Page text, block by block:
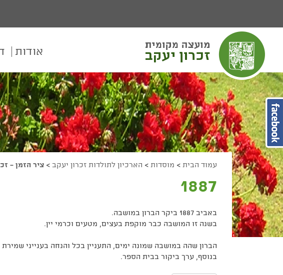
הגדל גודל פונט
הקטן גודל פונט
מצב ניגודיות גבוהה
מצב ניגודיות נמוכה
הצג קישורים
הצהרת נגישות
אודות
עמוד הבית > מוסדות > הארכיון לתולדות זכרון יעקב > ציר הזמן -
1887
באביב 1887 ביקר הברון במושבה.
בשנה זו המושבה כבר מוקפת בעצים, מטעים וכרמי יין.
הברון שהה במושבה שמונה ימים, התעניין בכל והנחה בענייני שמירת
בנוסף, ערך ביקור בבית הספר.